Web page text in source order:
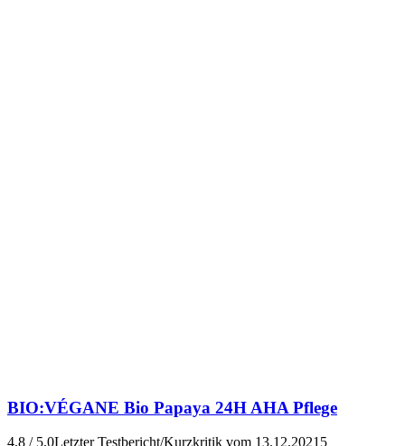
BIO:VÉGANE Bio Papaya 24H AHA Pflege
4,8 / 5,0Letzter Testbericht/Kurzkritik vom 13.12.2021 5